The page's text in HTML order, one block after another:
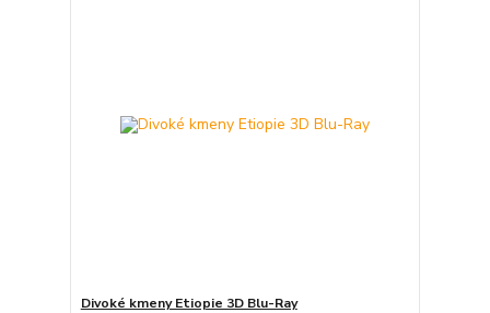
Divoké kmeny Etiopie 3D Blu-Ray